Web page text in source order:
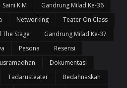
Saini K.m
Gandrung Milad Ke-36
Networking
Teater On Class
The Stage
Gandrung Milad Ke-37
Pesona
Resensi
Dokumentasi
Tadarusteater
Bedahnaskah